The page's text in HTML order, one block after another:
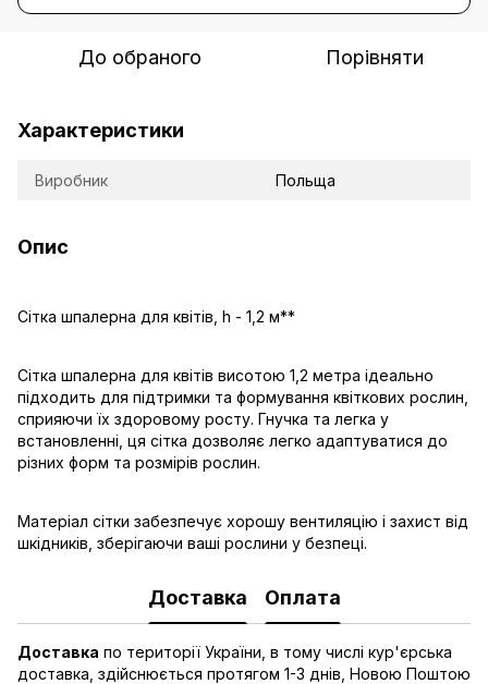
До обраного Порівняти
Характеристики
Виробник Польща
Опис
Сітка шпалерна для квітів, h - 1,2 м**
Сітка шпалерна для квітів висотою 1,2 метра ідеально
підходить для підтримки та формування квіткових рослин,
сприяючи їх здоровому росту. Гнучка та легка у
встановленні, ця сітка дозволяє легко адаптуватися до
різних форм та розмірів рослин.
Матеріал сітки забезпечує хорошу вентиляцію і захист від
шкідників, зберігаючи ваші рослини у безпеці.
Доставка Оплата
Доставка по території України, в тому числі кур'єрська
доставка, здійснюється протягом 1-3 днів, Новою Поштою